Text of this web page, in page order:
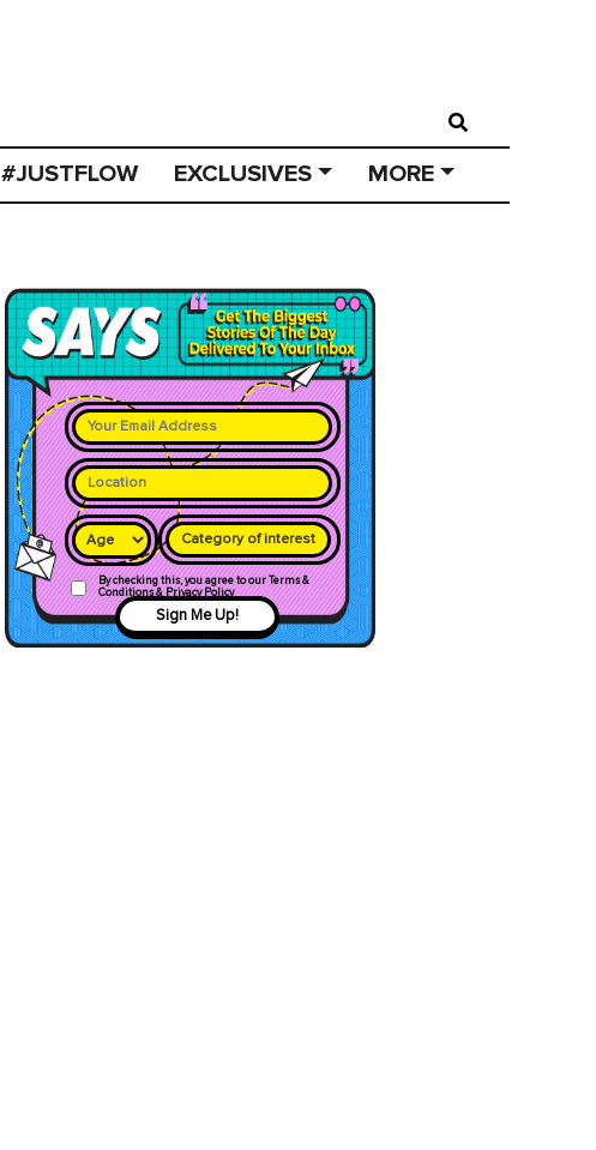
#JUSTFLOW EXCLUSIVES MORE
Category of interest
By checking this, you agree to our Terms &
Conditions & Privacy Policy
Sign Me Up!